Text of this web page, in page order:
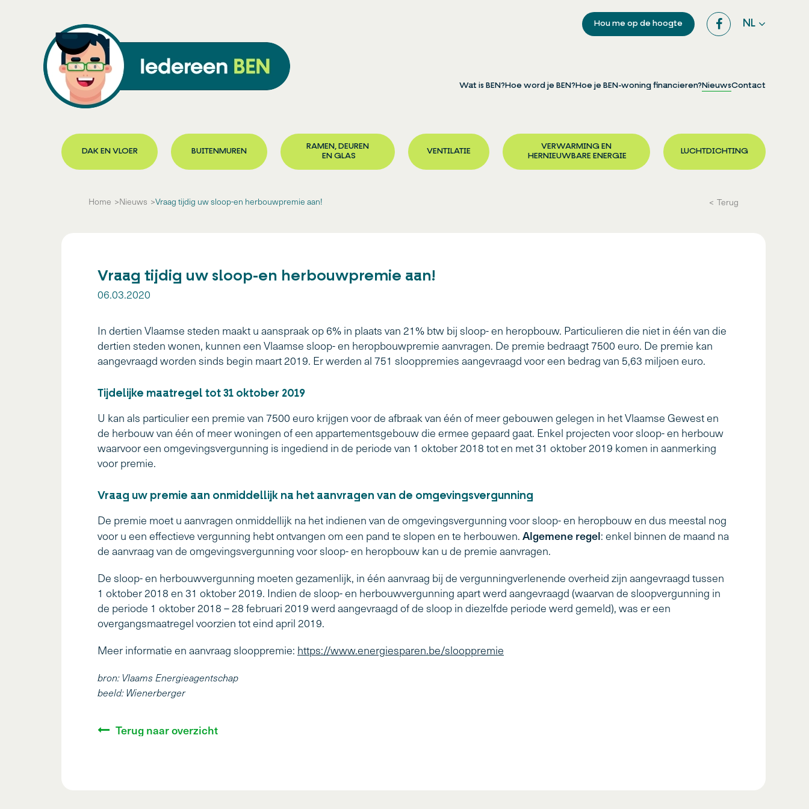
Hou me op de hoogte NL
Wat is BEN?Hoe word je BEN?Hoe je BEN-woning financieren?NieuwsContact
DAK EN VLOER BUITENMUREN
RAMEN, DEUREN
EN GLAS
VENTILATIE
VERWARMING EN
HERNIEUWBARE ENERGIE
LUCHTDICHTING
Home Nieuws Vraag tijdig uw sloop-en herbouwpremie aan! Terug
Vraag tijdig uw sloop-en herbouwpremie aan!
06.03.2020
In dertien Vlaamse steden maakt u aanspraak op 6% in plaats van 21% btw bij sloop- en heropbouw. Particulieren die niet in één van die
dertien steden wonen, kunnen een Vlaamse sloop- en heropbouwpremie aanvragen. De premie bedraagt 7500 euro. De premie kan
aangevraagd worden sinds begin maart 2019. Er werden al 751 slooppremies aangevraagd voor een bedrag van 5,63 miljoen euro.
Tijdelijke maatregel tot 31 oktober 2019
U kan als particulier een premie van 7500 euro krijgen voor de afbraak van één of meer gebouwen gelegen in het Vlaamse Gewest en
de herbouw van één of meer woningen of een appartementsgebouw die ermee gepaard gaat. Enkel projecten voor sloop- en herbouw
waarvoor een omgevingsvergunning is ingediend in de periode van 1 oktober 2018 tot en met 31 oktober 2019 komen in aanmerking
voor premie.
Vraag uw premie aan onmiddellijk na het aanvragen van de omgevingsvergunning
De premie moet u aanvragen onmiddellijk na het indienen van de omgevingsvergunning voor sloop- en heropbouw en dus meestal nog
voor u een effectieve vergunning hebt ontvangen om een pand te slopen en te herbouwen. Algemene regel: enkel binnen de maand na
de aanvraag van de omgevingsvergunning voor sloop- en heropbouw kan u de premie aanvragen.
De sloop- en herbouwvergunning moeten gezamenlijk, in één aanvraag bij de vergunningverlenende overheid zijn aangevraagd tussen
1 oktober 2018 en 31 oktober 2019. Indien de sloop- en herbouwvergunning apart werd aangevraagd (waarvan de sloopvergunning in
de periode 1 oktober 2018 – 28 februari 2019 werd aangevraagd of de sloop in diezelfde periode werd gemeld), was er een
overgangsmaatregel voorzien tot eind april 2019.
Meer informatie en aanvraag slooppremie: https://www.energiesparen.be/slooppremie
bron: Vlaams Energieagentschap
beeld: Wienerberger
Terug naar overzicht